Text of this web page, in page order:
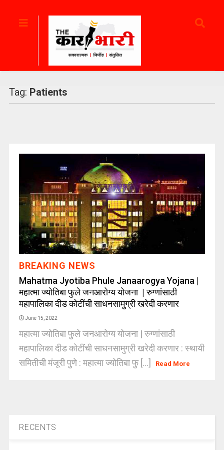
Tag: Patients
BREAKING NEWS
Mahatma Jyotiba Phule Janaarogya Yojana |
महात्मा ज्योतिबा फुले जनआरोग्य योजना | रुग्णांसाठी
महापालिका दीड कोटींची साधनसामुग्री खरेदी करणार
June 15, 2022
महात्मा ज्योतिबा फुले जनआरोग्य योजना | रुग्णांसाठी
महापालिका दीड कोटींची साधनसामुग्री खरेदी करणार : स्थायी
समितीची मंजूरी पुणे : महात्मा ज्योतिबा फु [...]
Read More
RECENTS